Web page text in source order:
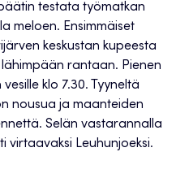
testata työmatkan
meloen. Ensimmäiset
keskustan kupeesta
rantaan. Pienen
klo 7.30. Tyyneltä
nousua ja maanteiden
Selän vastarannalla
virtaavaksi Leuhunjoeksi.